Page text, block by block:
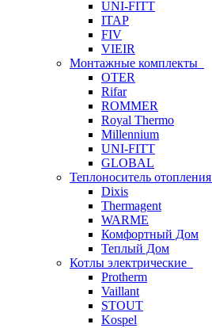
UNI-FITT
ITAP
FIV
VIEIR
Монтажные комплекты
OTER
Rifar
ROMMER
Royal Thermo
Millennium
UNI-FITT
GLOBAL
Теплоноситель отопления
Dixis
Thermagent
WARME
Комфортный Дом
Теплый Дом
Котлы электрические
Protherm
Vaillant
STOUT
Kospel